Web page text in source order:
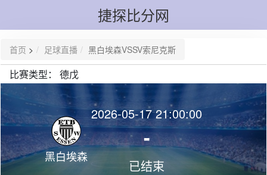
捷探比分网
首页 > 足球直播 黑白埃森VSSV索尼克斯
比赛类型： 德戊
黑白埃森
2026-05-17 21:00:00
-
已结束